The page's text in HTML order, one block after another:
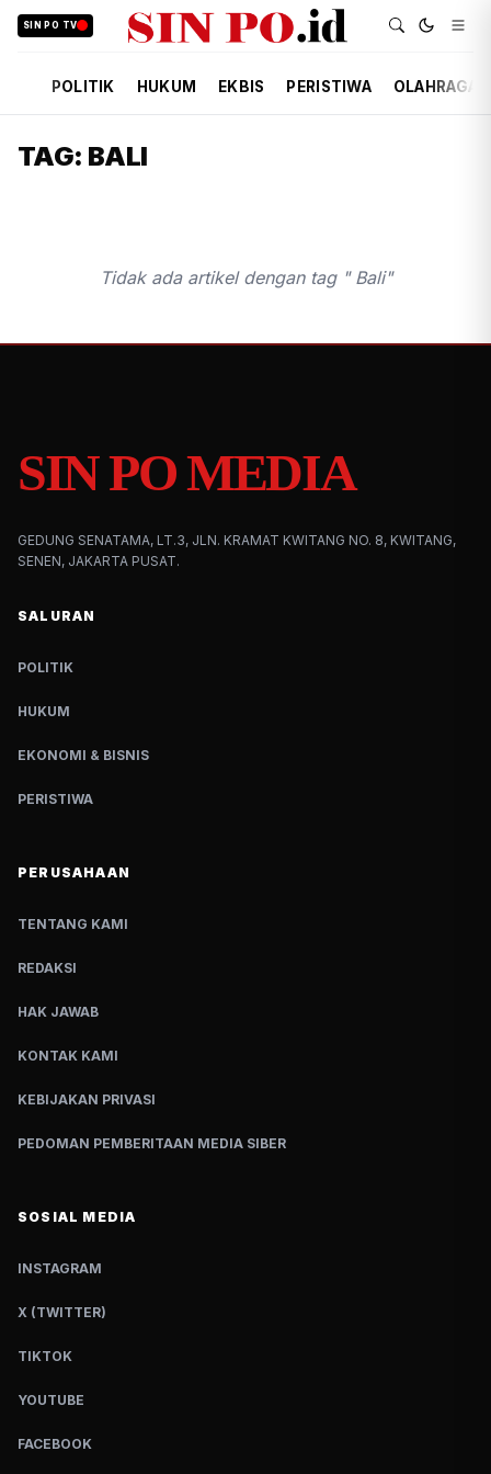
SIN PO TV
POLITIK HUKUM EKBIS PERISTIWA OLAHRAGA
TAG: BALI
Tidak ada artikel dengan tag " Bali"
SIN PO MEDIA
GEDUNG SENATAMA, LT.3, JLN. KRAMAT KWITANG NO. 8, KWITANG,
SENEN, JAKARTA PUSAT.
SALURAN
POLITIK
HUKUM
EKONOMI & BISNIS
PERISTIWA
PERUSAHAAN
TENTANG KAMI
REDAKSI
HAK JAWAB
KONTAK KAMI
KEBIJAKAN PRIVASI
PEDOMAN PEMBERITAAN MEDIA SIBER
SOSIAL MEDIA
INSTAGRAM
X (TWITTER)
TIKTOK
YOUTUBE
FACEBOOK